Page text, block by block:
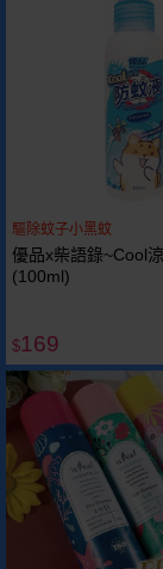
驅除蚊子小黑蚊
優品x柴語錄~Cool
(100ml)
$169